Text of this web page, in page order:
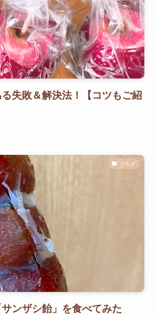
失敗＆解決法！【コツもご紹
グルメ
ンザシ飴」を食べてみた